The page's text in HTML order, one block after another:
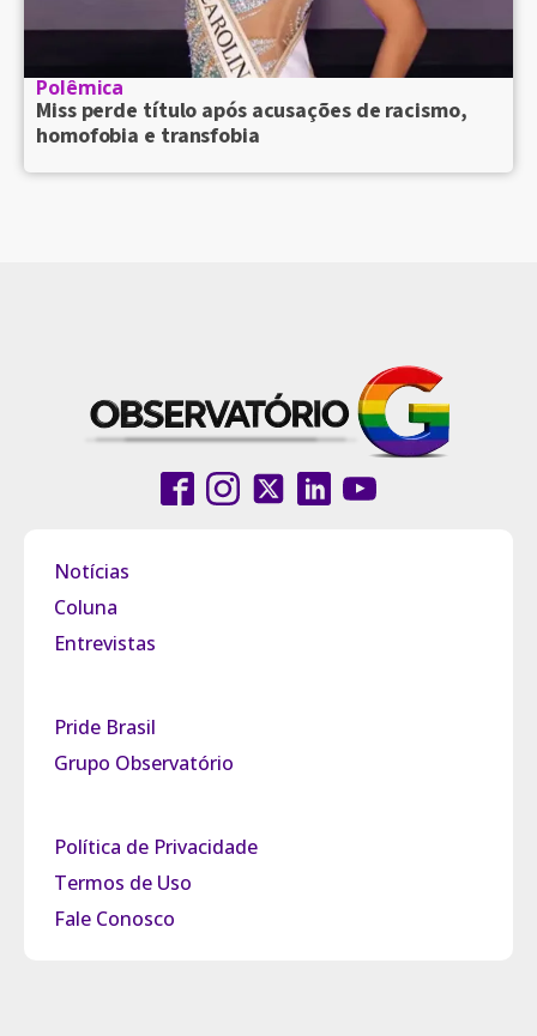
Polêmica
Miss perde título após acusações de racismo,
homofobia e transfobia
Notícias
Coluna
Entrevistas
Pride Brasil
Grupo Observatório
Política de Privacidade
Termos de Uso
Fale Conosco